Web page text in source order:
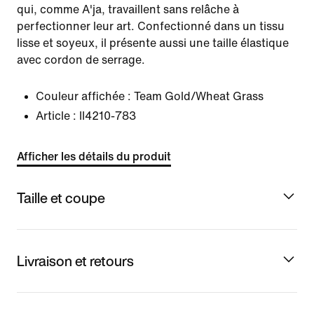
qui, comme A'ja, travaillent sans relâche à
perfectionner leur art. Confectionné dans un tissu
lisse et soyeux, il présente aussi une taille élastique
avec cordon de serrage.
Couleur affichée : Team Gold/Wheat Grass
Article :
II4210-783
Afficher les détails du produit
Taille et coupe
Livraison et retours